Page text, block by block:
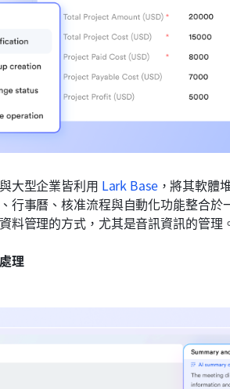
大型企業皆利用 Lark Base，將其軟體
行事曆、核准流程與自動化功能整合
料管理的方式，尤其是音訊資訊的管理
理